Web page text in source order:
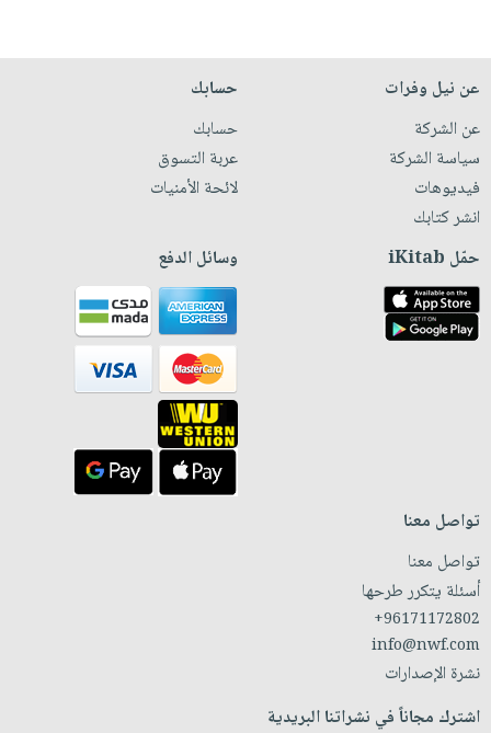
عن نيل وفرات
عن الشركة
سياسة الشركة
فيديوهات
انشر كتابك
حسابك
حسابك
عربة التسوق
لائحة الأمنيات
حمّل iKitab وسائل الدفع
تواصل معنا
تواصل معنا
أسئلة يتكرر طرحها
+96171172802
info@nwf.com
نشرة الإصدارات
اشترك مجاناً في نشراتنا البريدية